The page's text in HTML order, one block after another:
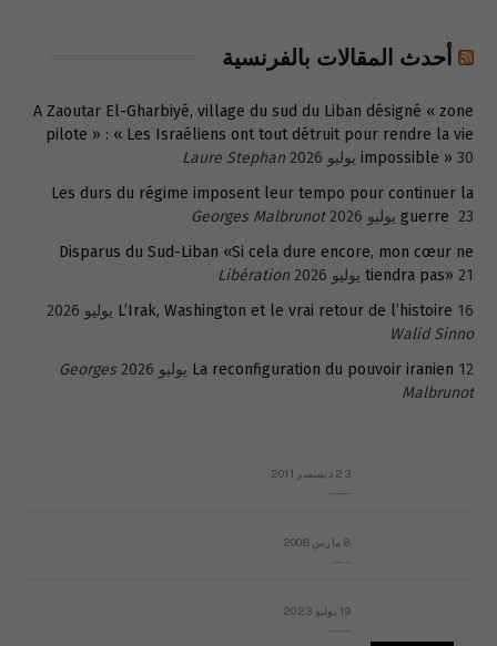
أحدث المقالات بالفرنسية
A Zaoutar El-Gharbiyé, village du sud du Liban désigné « zone
pilote » : « Les Israéliens ont tout détruit pour rendre la vie
impossible » 30 يوليو 2026
Laure Stephan
Les durs du régime imposent leur tempo pour continuer la
guerre 23 يوليو 2026
Georges Malbrunot
Disparus du Sud-Liban «Si cela dure encore, mon cœur ne
tiendra pas» 21 يوليو 2026
Libération
L’Irak, Washington et le vrai retour de l’histoire 16 يوليو 2026
Walid Sinno
La reconfiguration du pouvoir iranien 12 يوليو 2026
Georges
Malbrunot
23 ديسمبر 2011
8 مارس 2008
19 يوليو 2023